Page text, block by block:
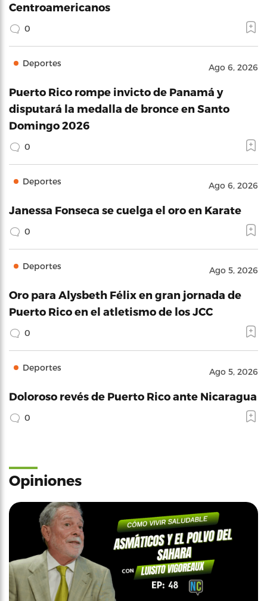
Centroamericanos
0
Deportes Ago 6, 2026
Puerto Rico rompe invicto de Panamá y
disputará la medalla de bronce en Santo
Domingo 2026
0
Deportes Ago 6, 2026
Janessa Fonseca se cuelga el oro en Karate
0
Deportes Ago 5, 2026
Oro para Alysbeth Félix en gran jornada de
Puerto Rico en el atletismo de los JCC
0
Deportes Ago 5, 2026
Doloroso revés de Puerto Rico ante Nicaragua
0
Opiniones